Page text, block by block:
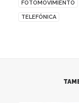
FOTOMOVIMIENTO
TELEFÓNICA